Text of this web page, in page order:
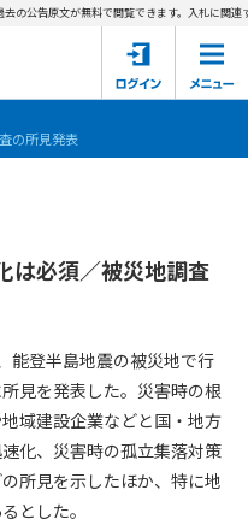
料
合わせ
個人情報保護方針
公告原文が無料で閲覧できます。入札に関連す
の所見発表
は必須／被災地調査
能登半島地震の被災地で行
見を発表した。災害時の根
域建設企業などと国・地方
化、災害時の孤立集落対策
所見を示したほか、特に地
とした。
定めるものです。
載するルールは本規約の
、随時変更されることが
上に表示した時点で直